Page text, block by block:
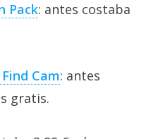
Pack: antes costaba
Cam: antes
gratis.